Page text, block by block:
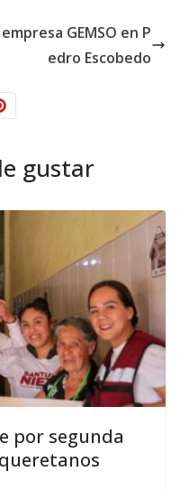
GEMSO en P
edro Escobedo
gustar
por segunda